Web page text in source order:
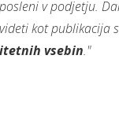
v podjetju.
kot publikacija
vsebin."